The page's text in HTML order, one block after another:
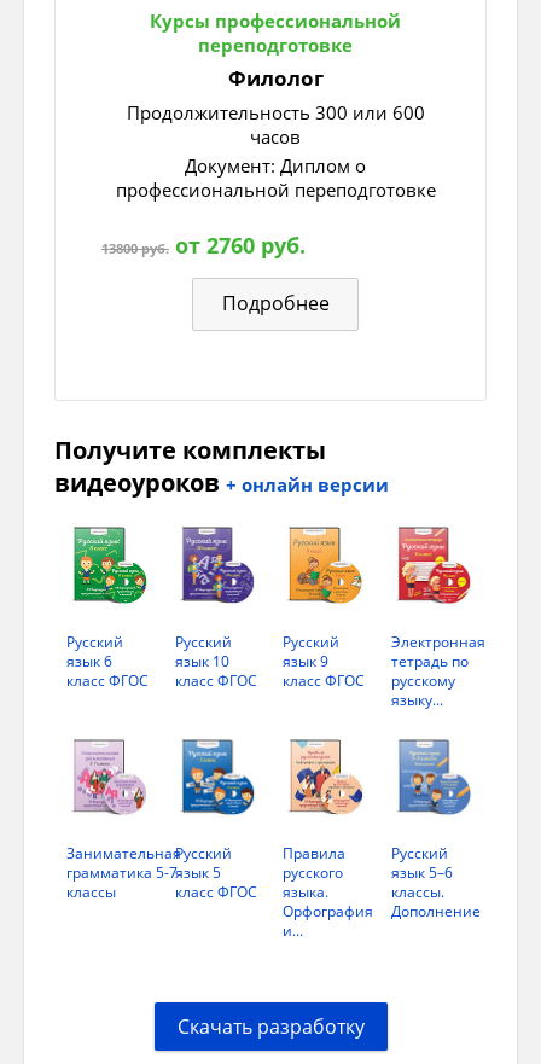
1) без...дейный
4) без...скусный
Задание 4
Выберите приставки, после которых мы
2) от-
3) меж-
4) сверх-
6) раз-
Задание 5
Вопрос:
Выберите приставки, после которых мы
Курсы профессиональной
переподготовке
Филолог
Продолжительность 300 или 600
часов
Документ: Диплом о
профессиональной переподготовке
13800 руб. от 2760 руб.
Подробнее
Получите комплекты
видеоуроков + онлайн версии
Русский
язык 6
класс ФГОС
Русский
язык 10
класс ФГОС
Русский
язык 9
класс ФГОС
Электронная
тетрадь по
русскому
языку...
Занимательная
грамматика 5-7
классы
Русский
язык 5
класс ФГОС
Правила
русского
языка.
Орфография
и...
Русский
язык 5–6
классы.
Дополнение
Скачать разработку